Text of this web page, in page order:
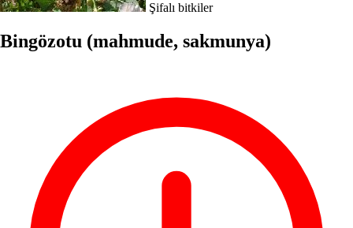
Şifalı bitkiler
Bingözotu (mahmude, sakmunya)